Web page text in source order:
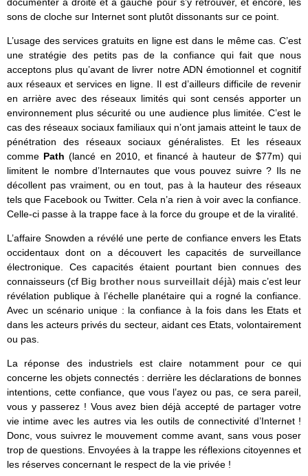
sons de cloche sur Internet sont plutôt dissonants sur ce point.
L’usage des services gratuits en ligne est dans le même cas. C’est
une stratégie des petits pas de la confiance qui fait que nous
acceptons plus qu’avant de livrer notre ADN émotionnel et cognitif
aux réseaux et services en ligne. Il est d’ailleurs difficile de revenir
en arrière avec des réseaux limités qui sont censés apporter un
environnement plus sécurité ou une audience plus limitée. C’est le
cas des réseaux sociaux familiaux qui n’ont jamais atteint le taux de
pénétration des réseaux sociaux généralistes. Et les réseaux
comme Path(lancé en 2010, et financé à hauteur de $77m) qui
limitent le nombre d’Internautes que vous pouvez suivre ? Ils ne
décollent pas vraiment, ou en tout, pas à la hauteur des réseaux
tels que Facebook ou Twitter. Cela n’a rien à voir avec la confiance.
Celle-ci passe à la trappe face à la force du groupe et de la viralité.
L’affaire Snowden a révélé une perte de confiance envers les Etats
occidentaux dont on a découvert les capacités de surveillance
électronique. Ces capacités étaient pourtant bien connues des
connaisseurs (cf Big brother nous surveillait déjà) mais c’est leur
révélation publique à l’échelle planétaire qui a rogné la confiance.
Avec un scénario unique : la confiance à la fois dans les Etats et
dans les acteurs privés du secteur, aidant ces Etats, volontairement
ou pas.
La réponse des industriels est claire notamment pour ce qui
concerne les objets connectés : derrière les déclarations de bonnes
intentions, cette confiance, que vous l’ayez ou pas, ce sera pareil,
vous y passerez ! Vous avez bien déjà accepté de partager votre
vie intime avec les autres via les outils de connectivité d’Internet !
Donc, vous suivrez le mouvement comme avant, sans vous poser
trop de questions. Envoyées à la trappe les réflexions citoyennes et
les réserves concernant le respect de la vie privée !